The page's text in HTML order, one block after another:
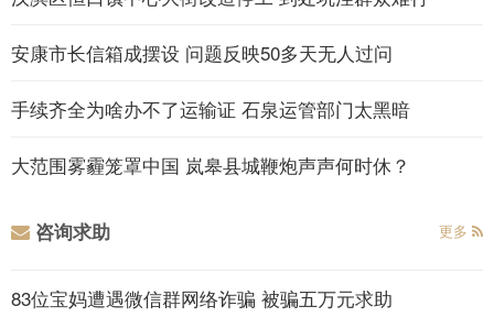
安康市长信箱成摆设 问题反映50多天无人过问
手续齐全为啥办不了运输证 石泉运管部门太黑暗
大范围雾霾笼罩中国 岚皋县城鞭炮声声何时休？
咨询求助 更多
83位宝妈遭遇微信群网络诈骗 被骗五万元求助